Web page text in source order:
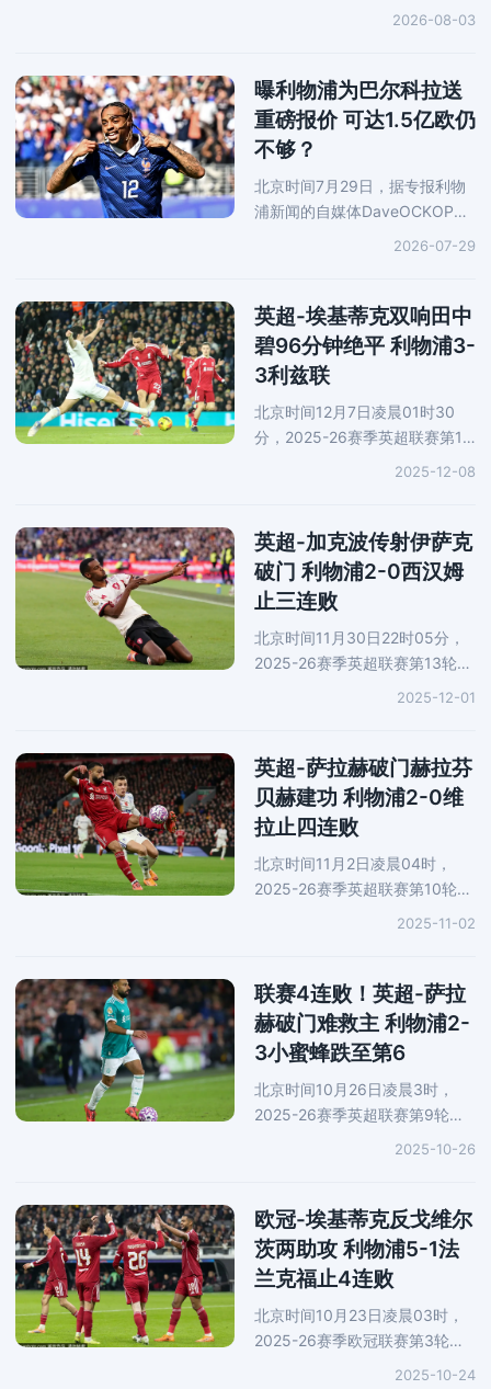
阵利兹联。红军凭借钱伯斯和维
场比赛。本场比赛是利物浦新帅
2026-08-03
曝利物浦为巴尔科拉送
重磅报价 可达1.5亿欧仍
不够？
北京时间7月29日，据专报利物
浦新闻的自媒体DaveOCKOP独
家披露，利物浦已经为巴黎圣日
据报道，这份报价的固定额度部
分
2026-07-29
英超-埃基蒂克双响田中
碧96分钟绝平 利物浦3-
3利兹联
北京时间12月7日凌晨01时30
分，2025-26赛季英超联赛第15
轮继续进行，卫冕冠军利物浦做
和第50分钟连入助利物浦2-0领
先，勒
2025-12-08
英超-加克波传射伊萨克
破门 利物浦2-0西汉姆
止三连败
北京时间11月30日22时05分，
2025-26赛季英超联赛第13轮继
续进行，卫冕冠军利物浦做客伦
攻伊萨克打进红军生涯英超首
球，随
2025-12-01
英超-萨拉赫破门赫拉芬
贝赫建功 利物浦2-0维
拉止四连败
北京时间11月2日凌晨04时，
2025-26赛季英超联赛第10轮继
续进行，卫冕冠军利物浦坐镇安
分榜上暂列第三位，落后榜首阿
森纳7分。
2025-11-02
联赛4连败！英超-萨拉
赫破门难救主 利物浦2-
3小蜜蜂跌至第6
北京时间10月26日凌晨3时，
2025-26赛季英超联赛第9轮继
续进行，卫冕冠军利物浦做客宾
上跌至第6位。瓦塔拉开赛5分钟
先拔头
2025-10-26
欧冠-埃基蒂克反戈维尔
茨两助攻 利物浦5-1法
兰克福止4连败
北京时间10月23日凌晨03时，
2025-26赛季欧冠联赛第3轮继
续进行，利物浦做客德国德意志
2025-10-24